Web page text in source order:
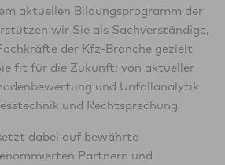
aktuellen Bildungsprogramm der
wir Sie als Sachverständige,
der Kfz-Branche gezielt
fit für die Zukunft: von aktueller
und Unfallanalytik
und Rechtsprechung.
dabei auf bewährte
Partnern und